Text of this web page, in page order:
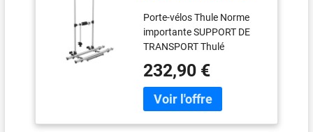
Porte-vélos Thule Norme
importante SUPPORT DE
TRANSPORT Thulé
232,90 €